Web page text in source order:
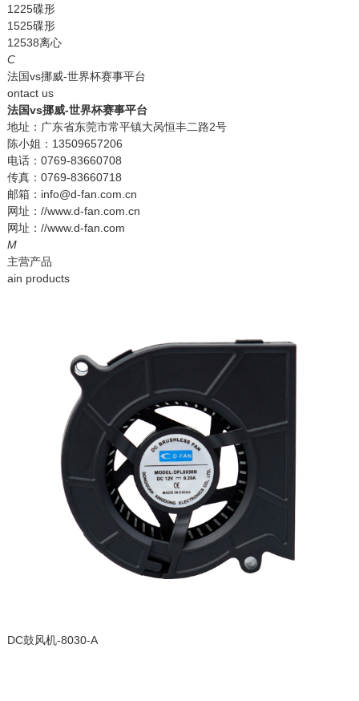
1225碟形
1525碟形
12538离心
C
法国vs挪威-世界杯赛事平台
ontact us
法国vs挪威-世界杯赛事平台
地址：广东省东莞市常平镇大呙恒丰二路2号
陈小姐：13509657206
电话：0769-83660708
传真：0769-83660718
邮箱：info@d-fan.com.cn
网址：//www.d-fan.com.cn
网址：//www.d-fan.com
M
主营产品
ain products
DC鼓风机-8030-A